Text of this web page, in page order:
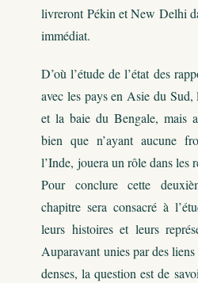
livreront Pékin et New Delhi
immédiat.
D’où l’étude de l’état des
avec les pays en Asie du
et la baie du Bengale, mais
bien que n’ayant aucune
l’Inde, jouera un rôle dans les
Pour conclure cette
chapitre sera consacré à
leurs histoires et leurs
Auparavant unies par des
denses, la question est de